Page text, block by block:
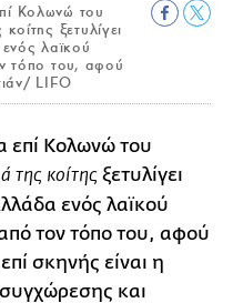
Κολωνώ του
ξετυλίγει
λαϊκού
τόπο του, αφού
LIFO
επί Κολωνώ του
της κοίτης ξετυλίγει
ενός λαϊκού
τον τόπο του, αφού
σκηνής είναι η
και